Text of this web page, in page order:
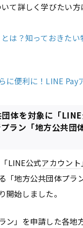
て詳しく学びたい
とは？知っておきた
に便利に！LINE Pay
体を対象に「
ラン「地方公共団
LINE公式アカウント
「地方公共団体プラ
開始しました。
ン」を申請した各地